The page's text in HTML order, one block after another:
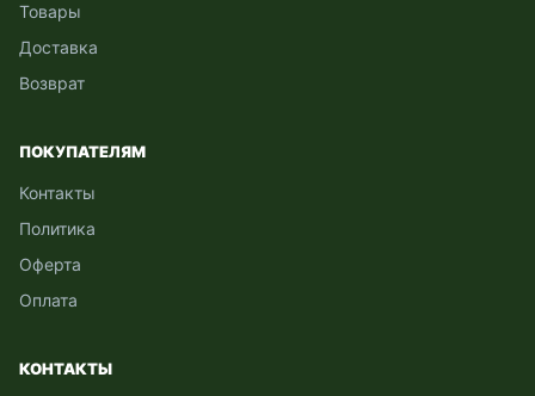
Товары
Доставка
Возврат
ПОКУПАТЕЛЯМ
Контакты
Политика
Оферта
Оплата
КОНТАКТЫ